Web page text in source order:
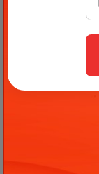
thông
ngữ và
Gửi bài
Ứng
phương